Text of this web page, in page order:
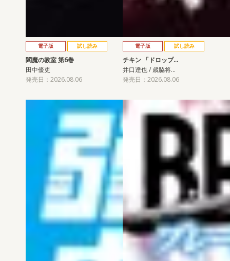
電子版 試し読み
閻魔の教室 第6巻
田中優吏
発売日：2026.08.06
電子版 試し読み
チキン 「ドロップ…
井口達也 / 歳脇将…
発売日：2026.08.06